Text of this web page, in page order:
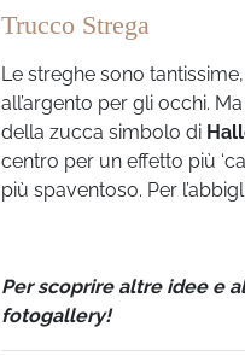
Trucco Strega
Le streghe sono
all’argento per gli occhi.
della zucca simbolo di
centro per un effetto più
più spaventoso. Per
Per scoprire altre idee e
fotogallery!